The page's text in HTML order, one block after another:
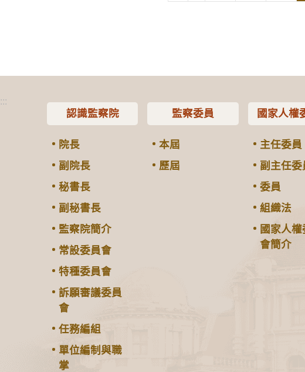
:::
認識監察院
院長
副院長
秘書長
副秘書長
監察院簡介
常設委員會
特種委員會
訴願審議委員
會
任務編組
單位編制與職
掌
監察委員
本屆
歷屆
國家人權
主任委員
副主任委
委員
組織法
國家人權
會簡介